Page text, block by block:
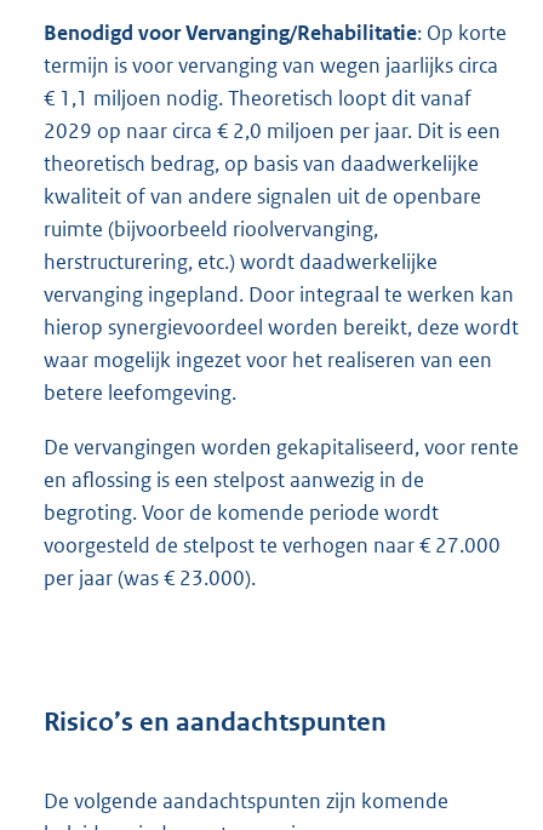
Benodigd voor Vervanging/Rehabilitatie: Op korte
termijn is voor vervanging van wegen jaarlijks circa
€ 1,1 miljoen nodig. Theoretisch loopt dit vanaf
2029 op naar circa € 2,0 miljoen per jaar. Dit is een
theoretisch bedrag, op basis van daadwerkelijke
kwaliteit of van andere signalen uit de openbare
ruimte (bijvoorbeeld rioolvervanging,
herstructurering, etc.) wordt daadwerkelijke
vervanging ingepland. Door integraal te werken kan
hierop synergievoordeel worden bereikt, deze wordt
waar mogelijk ingezet voor het realiseren van een
betere leefomgeving.
De vervangingen worden gekapitaliseerd, voor rente
en aflossing is een stelpost aanwezig in de
begroting. Voor de komende periode wordt
voorgesteld de stelpost te verhogen naar € 27.000
per jaar (was € 23.000).
Risico’s en aandachtspunten
De volgende aandachtspunten zijn komende